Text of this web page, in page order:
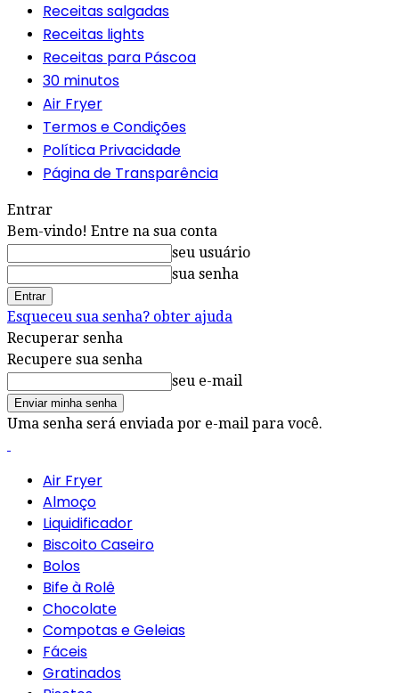
Receitas salgadas
Receitas lights
Receitas para Páscoa
30 minutos
Air Fryer
Termos e Condições
Política Privacidade
Página de Transparência
Entrar
Bem-vindo! Entre na sua conta
seu usuário
sua senha
Esqueceu sua senha? obter ajuda
Recuperar senha
Recupere sua senha
seu e-mail
Uma senha será enviada por e-mail para você.
Air Fryer
Almoço
Liquidificador
Biscoito Caseiro
Bolos
Bife à Rolê
Chocolate
Compotas e Geleias
Fáceis
Gratinados